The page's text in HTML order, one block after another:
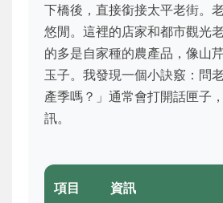
下橋後，直接銜接太平老街。
悠閒。這裡的店家和都市觀光
的多是自家種的農產品，像山
玉子。我發現一個小訣竅：問
產季嗎？」通常會打開話匣子
訊。
項目 資訊